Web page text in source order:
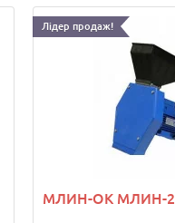
Лідер продаж!
МЛИН-ОК МЛИН-2